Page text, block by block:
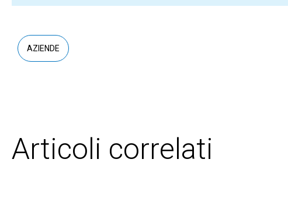
AZIENDE
Articoli correlati